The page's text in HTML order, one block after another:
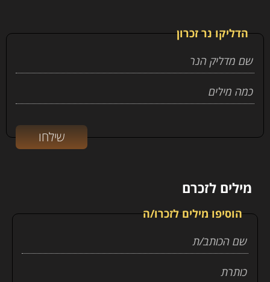
הדליקו נר זכרון
מילים לזכרם
הוסיפו מילים לזכרו/ה